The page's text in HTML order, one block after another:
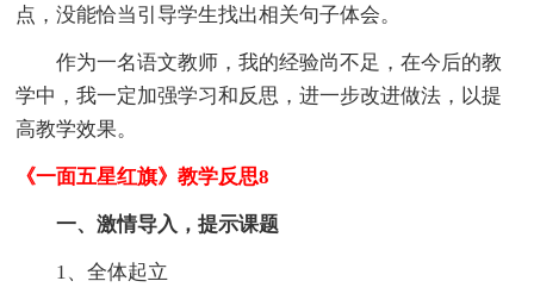
点，没能恰当引导学生找出相关句子体会。
作为一名语文教师，我的经验尚不足，在今后的教
学中，我一定加强学习和反思，进一步改进做法，以提
高教学效果。
《一面五星红旗》教学反思8
一、激情导入，提示课题
1、全体起立